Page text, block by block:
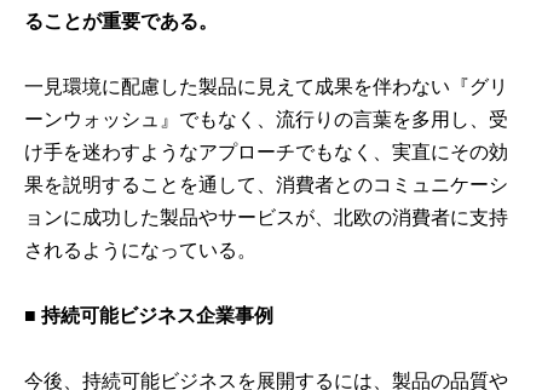
ることが重要である。
一見環境に配慮した製品に見えて成果を伴わない『グリ
ーンウォッシュ』でもなく、流行りの言葉を多用し、受
け手を迷わすようなアプローチでもなく、実直にその効
果を説明することを通して、消費者とのコミュニケーシ
ョンに成功した製品やサービスが、北欧の消費者に支持
されるようになっている。
■ 持続可能ビジネス企業事例
今後、持続可能ビジネスを展開するには、製品の品質や